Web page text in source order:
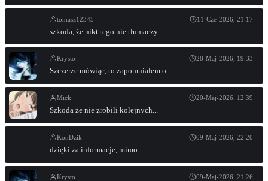
tomasz12345 11-Cze-2026, 21:17
szkoda, że nikt tego nie tłumaczy...
Krysto 28-Maj-2026, 19:33
Szczerze mówiąc, to zapomniałem o...
Mick 20-Maj-2026, 12:39
Szkoda że nie zrobili kolejnych...
KonDzik 09-Maj-2026, 22:20
dzięki za informacje, mimo...
Krysto 09-Maj-2026, 21:26